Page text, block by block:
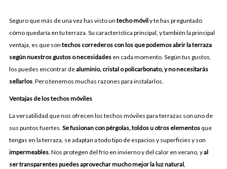
Seguro que más de una vez has visto un techo móvily te has preguntado
cómo quedaría en tu terraza. Su característica principal, y también la principal
ventaja, es que son techos correderos con los que podemos abrir la terraza
según nuestros gustos o necesidadesen cada momento. Según tus gustos,
los puedes encontrar dealuminio, cristal o policarbonato, y no necesitarás
sellarlos. Pero tenemos muchas razones para instalarlos.
Ventajas de los techos móviles
La versatilidad que nos ofrecen los techos móviles para terrazas son uno de
sus puntos fuertes. Se fusionan con pérgolas, toldos u otros elementosque
tengas en la terraza, se adaptan a todo tipo de espacios y superficies y son
impermeables. Nos protegen del frío en invierno y del calor en verano, yal
ser transparentes puedes aprovechar mucho mejor la luz natural,